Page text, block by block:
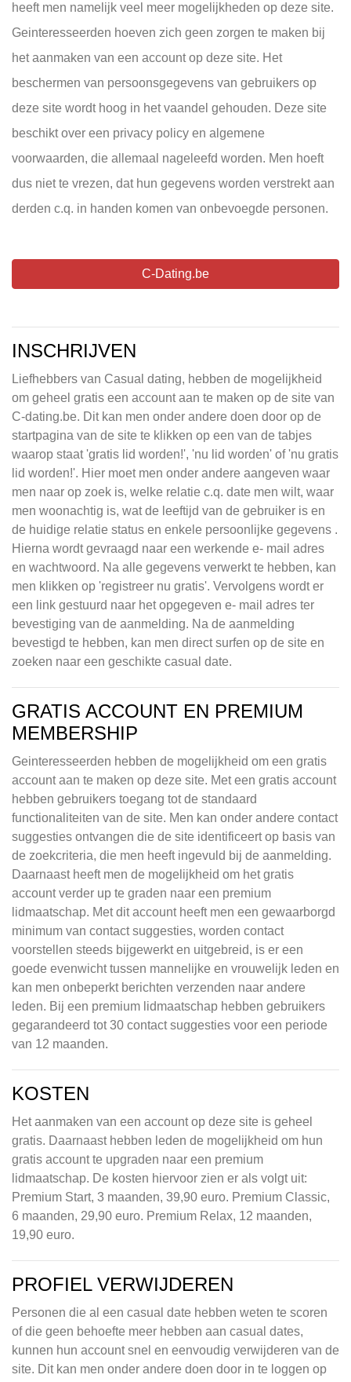
heeft men namelijk veel meer mogelijkheden op deze site.
Geinteresseerden hoeven zich geen zorgen te maken bij
het aanmaken van een account op deze site. Het
beschermen van persoonsgegevens van gebruikers op
deze site wordt hoog in het vaandel gehouden. Deze site
beschikt over een privacy policy en algemene
voorwaarden, die allemaal nageleefd worden. Men hoeft
dus niet te vrezen, dat hun gegevens worden verstrekt aan
derden c.q. in handen komen van onbevoegde personen.
C-Dating.be
INSCHRIJVEN
Liefhebbers van Casual dating, hebben de mogelijkheid
om geheel gratis een account aan te maken op de site van
C-dating.be. Dit kan men onder andere doen door op de
startpagina van de site te klikken op een van de tabjes
waarop staat 'gratis lid worden!', 'nu lid worden' of 'nu gratis
lid worden!'. Hier moet men onder andere aangeven waar
men naar op zoek is, welke relatie c.q. date men wilt, waar
men woonachtig is, wat de leeftijd van de gebruiker is en
de huidige relatie status en enkele persoonlijke gegevens .
Hierna wordt gevraagd naar een werkende e- mail adres
en wachtwoord. Na alle gegevens verwerkt te hebben, kan
men klikken op 'registreer nu gratis'. Vervolgens wordt er
een link gestuurd naar het opgegeven e- mail adres ter
bevestiging van de aanmelding. Na de aanmelding
bevestigd te hebben, kan men direct surfen op de site en
zoeken naar een geschikte casual date.
GRATIS ACCOUNT EN PREMIUM
MEMBERSHIP
Geinteresseerden hebben de mogelijkheid om een gratis
account aan te maken op deze site. Met een gratis account
hebben gebruikers toegang tot de standaard
functionaliteiten van de site. Men kan onder andere contact
suggesties ontvangen die de site identificeert op basis van
de zoekcriteria, die men heeft ingevuld bij de aanmelding.
Daarnaast heeft men de mogelijkheid om het gratis
account verder up te graden naar een premium
lidmaatschap. Met dit account heeft men een gewaarborgd
minimum van contact suggesties, worden contact
voorstellen steeds bijgewerkt en uitgebreid, is er een
goede evenwicht tussen mannelijke en vrouwelijk leden en
kan men onbeperkt berichten verzenden naar andere
leden. Bij een premium lidmaatschap hebben gebruikers
gegarandeerd tot 30 contact suggesties voor een periode
van 12 maanden.
KOSTEN
Het aanmaken van een account op deze site is geheel
gratis. Daarnaast hebben leden de mogelijkheid om hun
gratis account te upgraden naar een premium
lidmaatschap. De kosten hiervoor zien er als volgt uit:
Premium Start, 3 maanden, 39,90 euro. Premium Classic,
6 maanden, 29,90 euro. Premium Relax, 12 maanden,
19,90 euro.
PROFIEL VERWIJDEREN
Personen die al een casual date hebben weten te scoren
of die geen behoefte meer hebben aan casual dates,
kunnen hun account snel en eenvoudig verwijderen van de
site. Dit kan men onder andere doen door in te loggen op